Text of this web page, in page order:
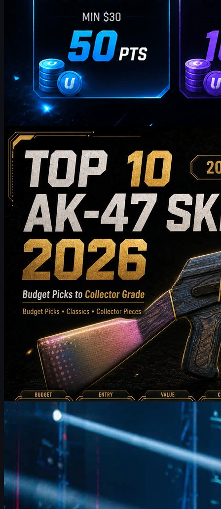
William Miller
Counter-Strike 2Mai 19, 2026
Die 10 besten AK-47-Skins 2026: Von Budget-Picks
bis zur Sammlerklasse
Entdecke die 10 besten AK-47-Skins 2026 – von
budgetfreundlichen bis zu exklusiven Sammlerstücken. Dieser
Guide vergleicht Stil, Preis, Abnutzung, Marktwert und Tipps,
damit CS2-Spieler den perfekten AK-47-Skin für ihr Inventar
Mai 19, 2026
von Michael
Johnson
Counter-Strike 2Juni 17, 2026
FalleN und FURIA: Anpassungen, Overpass & CS2
FalleN spricht über FURIAs Weg zu den IEM Cologne Playoffs,
Taktik-Anpassungen auf Overpass und worauf Fans beim Major
und CS2 Skins achten sollten.
Juni 17, 2026